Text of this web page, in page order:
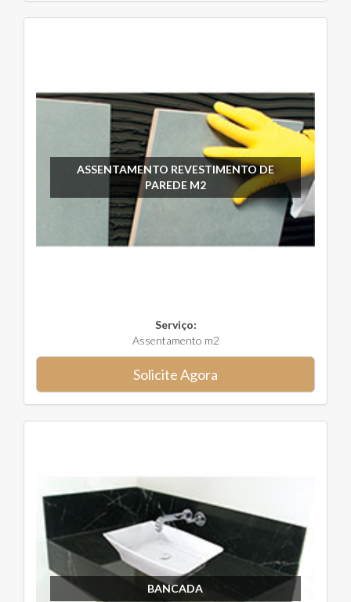
ASSENTAMENTO REVESTIMENTO DE
PAREDE M2
Serviço:
Assentamento m2
Solicite Agora
BANCADA